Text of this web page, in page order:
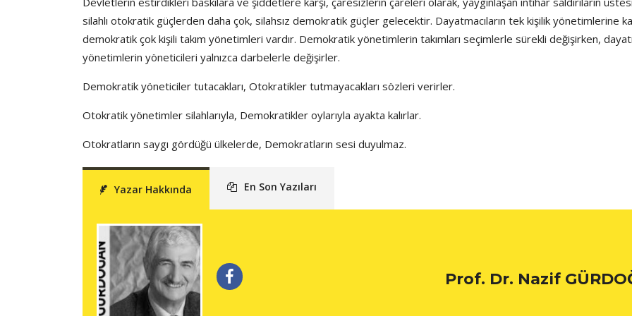
silahlı otokratik güçlerden daha çok, silahsız demokratik güçler gelecektir. Dayatmacıların tek kişilik yönetimlerine
demokratik çok kişili takım yönetimleri vardır. Demokratik yönetimlerin takımları seçimlerle sürekli değişirken,
yönetimlerin yöneticileri yalnızca darbelerle değişirler.
Demokratik yöneticiler tutacakları, Otokratikler tutmayacakları sözleri verirler.
Otokratik yönetimler silahlarıyla, Demokratikler oylarıyla ayakta kalırlar.
Otokratların saygı gördüğü ülkelerde, Demokratların sesi duyulmaz.
Yazar Hakkında En Son Yazıları
Prof. Dr. Nazif